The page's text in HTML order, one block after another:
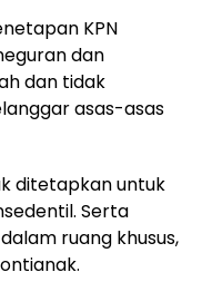
KPN
dan
dan tidak
asas-asas
ditetapkan untuk
Serta
ruang khusus,